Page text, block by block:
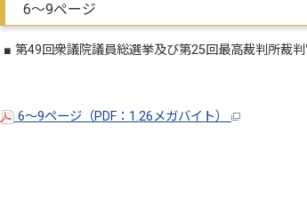
6～9ページ
■ 第49回衆議院議員総選挙及び第25回最高裁判所裁
6～9ページ（PDF：1.26メガバイト）